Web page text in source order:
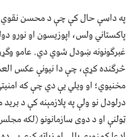
په داسې حال کې چې د محسن نقوي
پاکستاني ولس، اپوزيسون او نورو
غبرګونونه ښودل شوي دي. عامو
څرګنده کړې، چې دا نيونې عکس
مخنيوي؛ او ويلي يې دي چې که
درلودل نو ولې په پلازمېنه کې د
ټولنې او د دوی سازمانونو (لکه